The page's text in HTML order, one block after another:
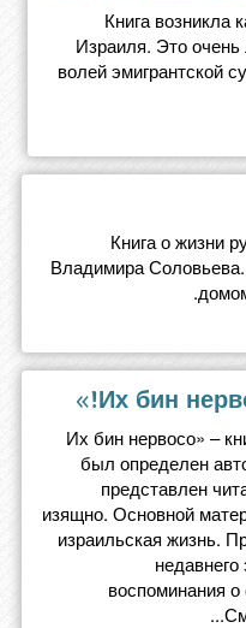
Книга возникла
Израиля. Это
волей эмигрантской
Книга о жизни
Владимира
«…Их бин нервосо» –
был определен
представлен
изящно. Основной
израильская жизнь.
недавнего
воспоминания